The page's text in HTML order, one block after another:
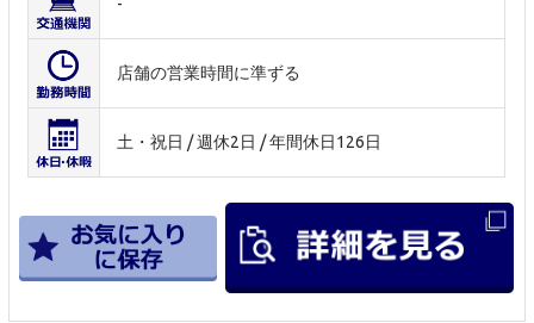
店舗の営業時間に準ずる
土・祝日 / 週休2日 / 年間休日126日